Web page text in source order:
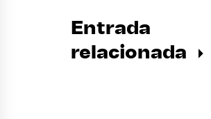
Entrada
relacionada